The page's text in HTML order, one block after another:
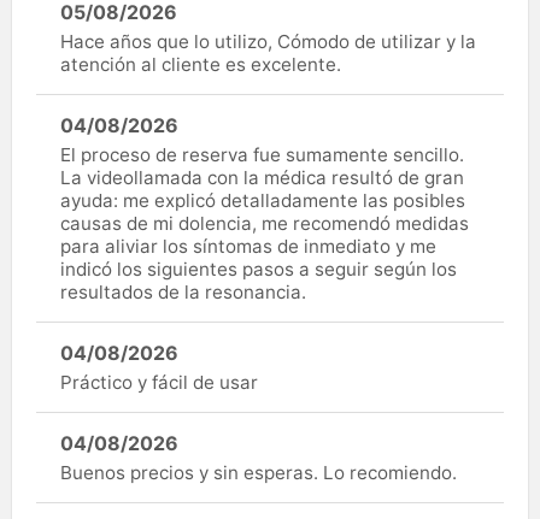
05/08/2026
Hace años que lo utilizo, Cómodo de utilizar y la
atención al cliente es excelente.
04/08/2026
El proceso de reserva fue sumamente sencillo.
La videollamada con la médica resultó de gran
ayuda: me explicó detalladamente las posibles
causas de mi dolencia, me recomendó medidas
para aliviar los síntomas de inmediato y me
indicó los siguientes pasos a seguir según los
resultados de la resonancia.
04/08/2026
Práctico y fácil de usar
04/08/2026
Buenos precios y sin esperas. Lo recomiendo.